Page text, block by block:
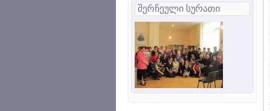
შერჩეული სურათი